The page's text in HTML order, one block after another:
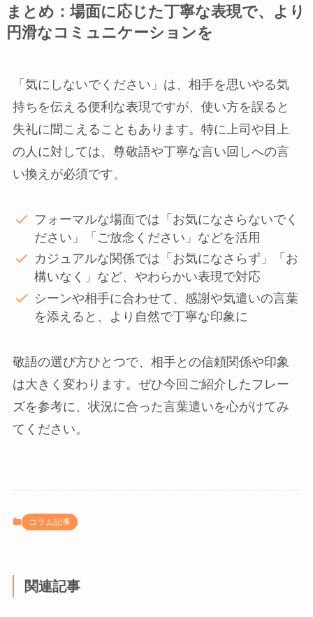
まとめ：場面に応じた丁寧な表現で、より
円滑なコミュニケーションを
「気にしないでください」は、相手を思いやる気
持ちを伝える便利な表現ですが、使い方を誤ると
失礼に聞こえることもあります。特に上司や目上
の人に対しては、尊敬語や丁寧な言い回しへの言
い換えが必須です。
フォーマルな場面では「お気になさらないでく
ださい」「ご放念ください」などを活用
カジュアルな関係では「お気になさらず」「お
構いなく」など、やわらかい表現で対応
シーンや相手に合わせて、感謝や気遣いの言葉
を添えると、より自然で丁寧な印象に
敬語の選び方ひとつで、相手との信頼関係や印象
は大きく変わります。ぜひ今回ご紹介したフレー
ズを参考に、状況に合った言葉遣いを心がけてみ
てください。
コラム記事
関連記事